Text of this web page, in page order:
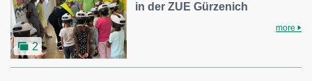
2
in der ZUE Gürzenich
more